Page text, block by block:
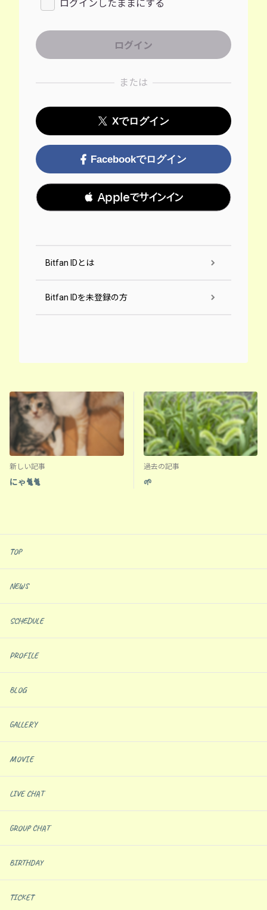
ログインしたままにする
または
Xでログイン
Facebookでログイン
 Appleでサインイン
Bitfan IDとは
Bitfan IDを未登録の方
新しい記事
にゃ🐈🐈
過去の記事
🌱
TOP
NEWS
SCHEDULE
PROFILE
BLOG
GALLERY
MOVIE
LIVE CHAT
GROUP CHAT
BIRTHDAY
TICKET